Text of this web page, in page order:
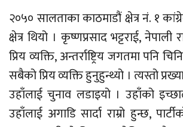
२०५० सालताका काठमाडौं क्षेत्र नं. १
क्षेत्र थियो । कृष्णप्रसाद भट्टराई, नेपाली
प्रिय व्यक्ति, अन्तर्राष्ट्रिय जगतमा पनि
सबैको प्रिय व्यक्ति हुनुहुन्थ्यो । त्यस्तो
उहाँलाई चुनाव लडाइयो । उहाँको
उहाँलाई अगाडि सार्दा राम्रो हुन्छ,